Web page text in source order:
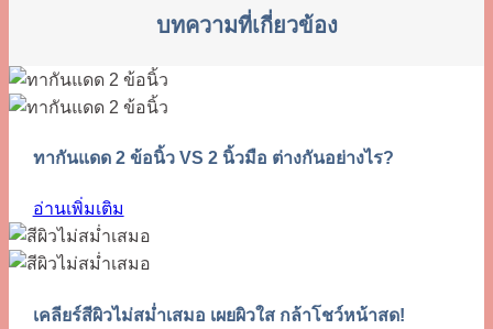
บทความที่เกี่ยวข้อง
ทากันแดด 2 ข้อนิ้ว VS 2 นิ้วมือ ต่างกันอย่างไร?
อ่านเพิ่มเติม
เคลียร์สีผิวไม่สม่ำเสมอ เผยผิวใส กล้าโชว์หน้าสด!